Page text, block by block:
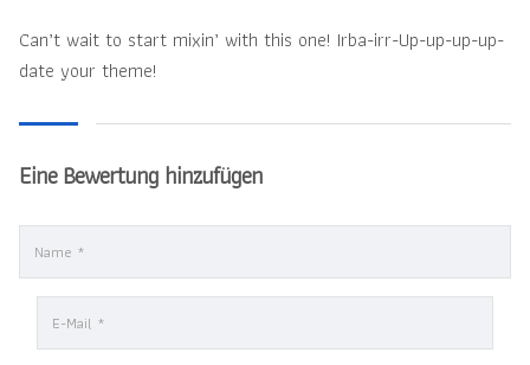
Can’t wait to start mixin’ with this one! Irba-irr-Up-up-up-up-
date your theme!
Eine Bewertung hinzufügen